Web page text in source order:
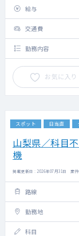
給与
交通費
勤務内容
お気に入り
スポット 日当直
山梨県／科目
機
掲載更新日 : 2026年07月31日 案件
路線
勤務地
科目